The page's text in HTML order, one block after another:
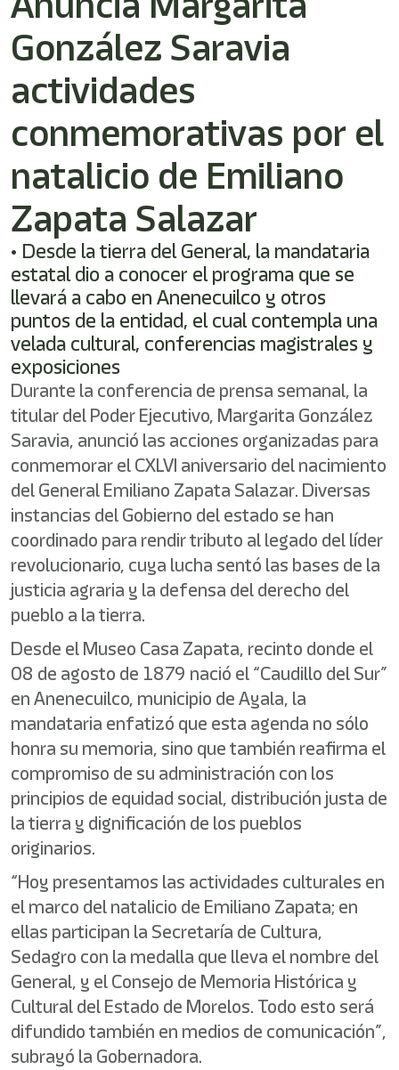
Este
acceso
directo
lector
de
pantalla
ayudarle
navegar
interactuar
con
contenido.
González Saravia
actividades
conmemorativas por el
natalicio de Emiliano
Zapata Salazar
• Desde la tierra del General, la mandataria
estatal dio a conocer el programa que se
llevará a cabo en Anenecuilco y otros
puntos de la entidad, el cual contempla una
velada cultural, conferencias magistrales y
exposiciones
Durante la conferencia de prensa semanal, la
titular del Poder Ejecutivo, Margarita González
Saravia, anunció las acciones organizadas para
conmemorar el CXLVI aniversario del nacimiento
del General Emiliano Zapata Salazar. Diversas
instancias del Gobierno del estado se han
coordinado para rendir tributo al legado del líder
revolucionario, cuya lucha sentó las bases de la
justicia agraria y la defensa del derecho del
pueblo a la tierra.
Desde el Museo Casa Zapata, recinto donde el
08 de agosto de 1879 nació el “Caudillo del Sur”
en Anenecuilco, municipio de Ayala, la
mandataria enfatizó que esta agenda no sólo
honra su memoria, sino que también reafirma el
compromiso de su administración con los
principios de equidad social, distribución justa de
la tierra y dignificación de los pueblos
originarios.
“Hoy presentamos las actividades culturales en
el marco del natalicio de Emiliano Zapata; en
ellas participan la Secretaría de Cultura,
Sedagro con la medalla que lleva el nombre del
General, y el Consejo de Memoria Histórica y
Cultural del Estado de Morelos. Todo esto será
difundido también en medios de comunicación”,
subrayó la Gobernadora.